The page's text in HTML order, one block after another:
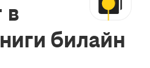
в
билайн